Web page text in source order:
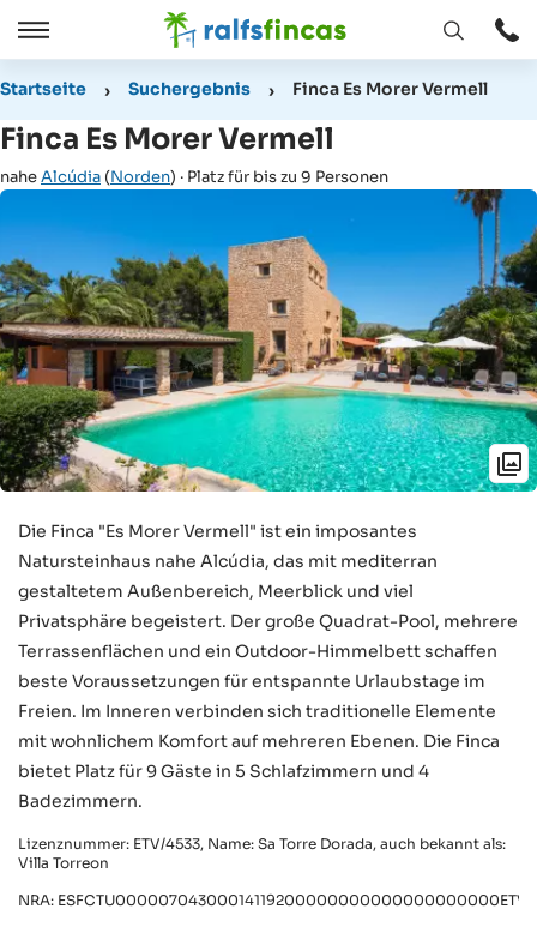
Öffnen
Schließen
Fenster
Startseite Suchergebnis Finca Es Morer Vermell
Finca Es Morer Vermell
naheAlcúdia (Norden) · Platz für bis zu 9 Personen
Die Finca "Es Morer Vermell" ist ein imposantes
Natursteinhaus nahe Alcúdia, das mit mediterran
gestaltetem Außenbereich, Meerblick und viel
Privatsphäre begeistert. Der große Quadrat-Pool, mehrere
Terrassenflächen und ein Outdoor-Himmelbett schaffen
beste Voraussetzungen für entspannte Urlaubstage im
Freien. Im Inneren verbinden sich traditionelle Elemente
mit wohnlichem Komfort auf mehreren Ebenen. Die Finca
bietet Platz für 9 Gäste in 5 Schlafzimmern und 4
Badezimmern.
Lizenznummer: ETV/4533, Name: Sa Torre Dorada, auch bekannt als:
Villa Torreon
NRA: ESFCTU00000704300014119200000000000000000000ETV/